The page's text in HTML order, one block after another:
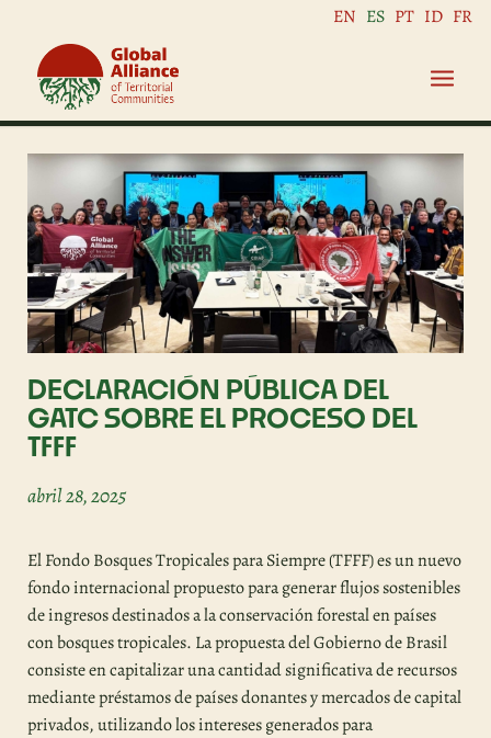
EN ES PT ID FR
DECLARACIÓN PÚBLICA DEL
GATC SOBRE EL PROCESO DEL
TFFF
abril 28, 2025
El Fondo Bosques Tropicales para Siempre (TFFF) es un nuevo
fondo internacional propuesto para generar flujos sostenibles
de ingresos destinados a la conservación forestal en países
con bosques tropicales. La propuesta del Gobierno de Brasil
consiste en capitalizar una cantidad significativa de recursos
mediante préstamos de países donantes y mercados de capital
privados, utilizando los intereses generados para